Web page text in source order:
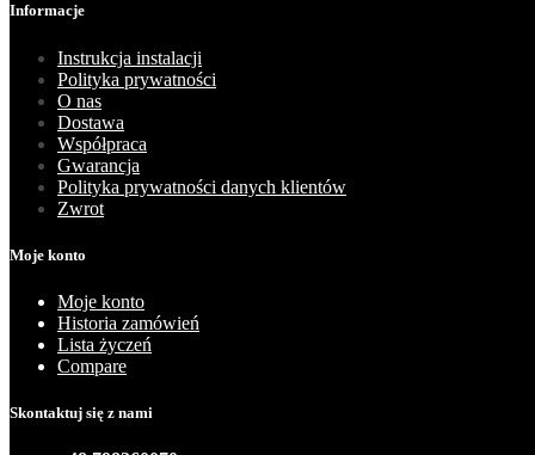
Informacje
Instrukcja instalacji
Polityka prywatności
O nas
Dostawa
Współpraca
Gwarancja
Polityka prywatności danych klientów
Zwrot
Moje konto
Moje konto
Historia zamówień
Lista życzeń
Compare
Skontaktuj się z nami